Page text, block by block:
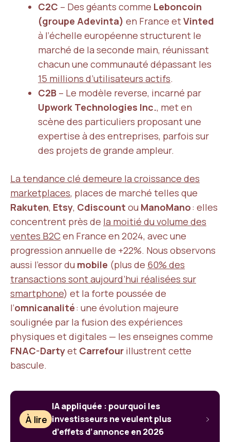
C2C – Des géants comme Leboncoin
(groupe Adevinta) en France etVinted
à l’échelle européenne structurent le
marché de la seconde main, réunissant
chacun une communauté dépassant les
15 millions d’utilisateurs actifs.
C2B – Le modèle reverse, incarné par
Upwork Technologies Inc., met en
scène des particuliers proposant une
expertise à des entreprises, parfois sur
des projets de grande ampleur.
La tendance clé demeure la croissance des
marketplaces, places de marché telles que
Rakuten, Etsy, Cdiscount ou ManoMano: elles
concentrent près de la moitié du volume des
ventes B2C en France en 2024, avec une
progression annuelle de +22%. Nous observons
aussi l’essor du mobile (plus de 60% des
transactions sont aujourd’hui réalisées sur
smartphone) et la forte poussée de
l’omnicanalité: une évolution majeure
soulignée par la fusion des expériences
physiques et digitales — les enseignes comme
FNAC-Dartyet Carrefour illustrent cette
bascule.
À lire
IA appliquée : pourquoi les
investisseurs ne veulent plus
d’effets d’annonce en 2026